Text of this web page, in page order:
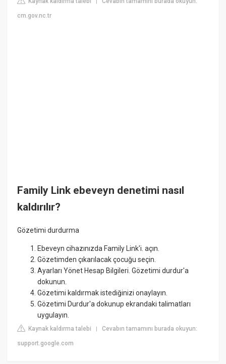
|
cm.gov.nc.tr
Family Link ebeveyn denetimi nasıl
kaldırılır?
Gözetimi durdurma
Ebeveyn cihazınızda Family Link'i. açın.
Gözetimden çıkarılacak çocuğu seçin.
Ayarları Yönet Hesap Bilgileri. Gözetimi durdur'a
dokunun.
Gözetimi kaldırmak istediğinizi onaylayın.
Gözetimi Durdur'a dokunup ekrandaki talimatları
uygulayın.
Kaynak kaldırma talebi |Cevabın tamamını burada okuyun:
support.google.com